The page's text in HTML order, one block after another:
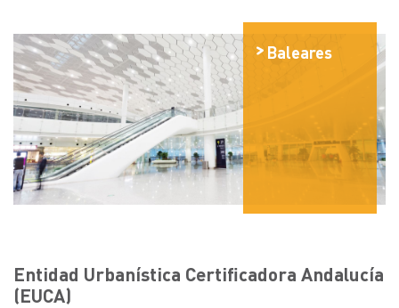
Baleares
Entidad Urbanística Certificadora Andalucía
(EUCA)